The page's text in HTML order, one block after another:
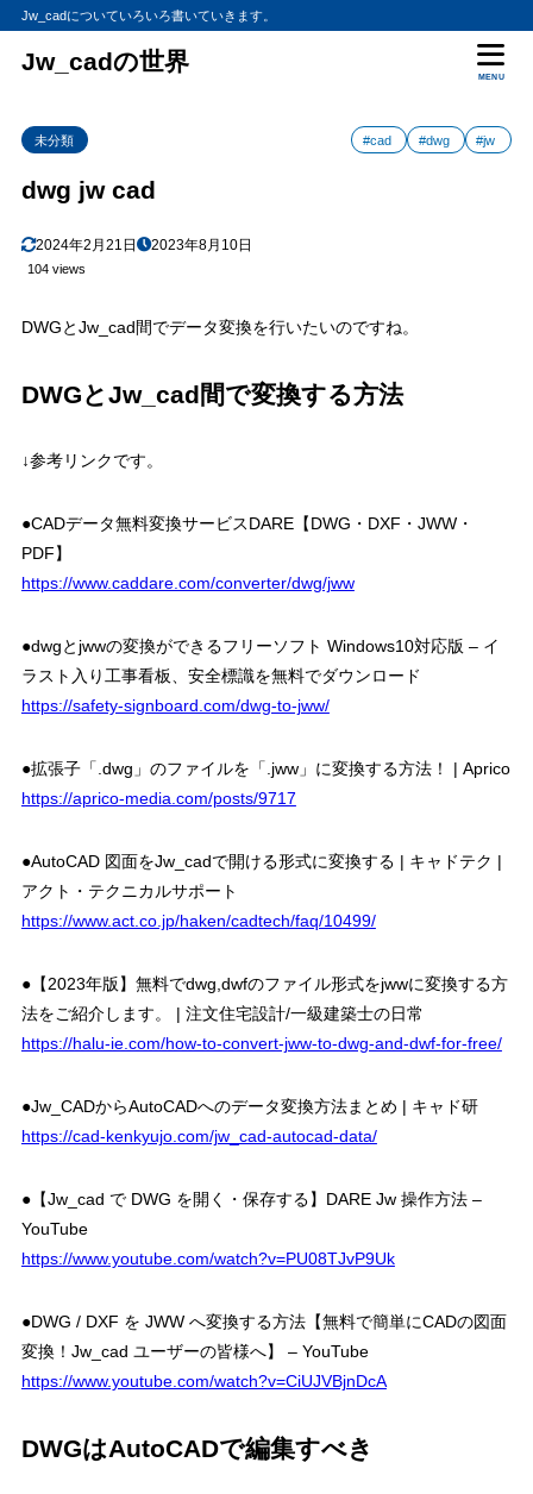
Jw_cadについていろいろ書いていきます。
Jw_cadの世界
MENU
未分類 #cad #dwg #jw
dwg jw cad
2024年2月21日 2023年8月10日
104 views
DWGとJw_cad間でデータ変換を行いたいのですね。
DWGとJw_cad間で変換する方法
↓参考リンクです。
●CADデータ無料変換サービスDARE【DWG・DXF・JWW・
PDF】
https://www.caddare.com/converter/dwg/jww
●dwgとjwwの変換ができるフリーソフト Windows10対応版 – イ
ラスト入り工事看板、安全標識を無料でダウンロード
https://safety-signboard.com/dwg-to-jww/
●拡張子「.dwg」のファイルを「.jww」に変換する方法！ | Aprico
https://aprico-media.com/posts/9717
●AutoCAD 図面をJw_cadで開ける形式に変換する | キャドテク |
アクト・テクニカルサポート
https://www.act.co.jp/haken/cadtech/faq/10499/
●【2023年版】無料でdwg,dwfのファイル形式をjwwに変換する方
法をご紹介します。 | 注文住宅設計/一級建築士の日常
https://halu-ie.com/how-to-convert-jww-to-dwg-and-dwf-for-free/
●Jw_CADからAutoCADへのデータ変換方法まとめ | キャド研
https://cad-kenkyujo.com/jw_cad-autocad-data/
●【Jw_cad で DWG を開く・保存する】DARE Jw 操作方法 –
YouTube
https://www.youtube.com/watch?v=PU08TJvP9Uk
●DWG / DXF を JWW へ変換する方法【無料で簡単にCADの図面
変換！Jw_cad ユーザーの皆様へ】 – YouTube
https://www.youtube.com/watch?v=CiUJVBjnDcA
DWGはAutoCADで編集すべき